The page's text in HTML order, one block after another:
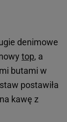
denimowe
top, a
butami w
postawiła
kawę z